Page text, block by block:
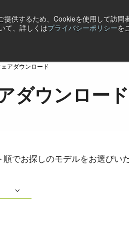
供するため、Cookieを使用して訪
て、詳しくはプライバシーポリシーを
アダウンロード
ダウンロード
でお探しのモデルをお選びい